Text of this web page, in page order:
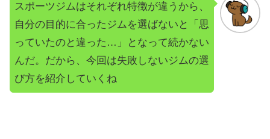
スポーツジムはそれぞれ特徴が違うから、
自分の目的に合ったジムを選ばないと「思
っていたのと違った…」となって続かない
んだ。だから、今回は失敗しないジムの選
び方を紹介していくね